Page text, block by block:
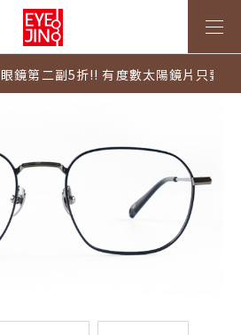
即贈 $300 優惠券！
～愛鏡合作門市全台啟動中
鏡第二副5折!! 有度數太陽鏡片只要
框 6 折起！
～愛鏡合作門市全台啟動中